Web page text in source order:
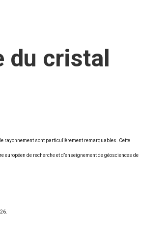
du cristal
rayonnement sont particulièrement remarquables. Cette
de recherche et d’enseignement de géosciences de